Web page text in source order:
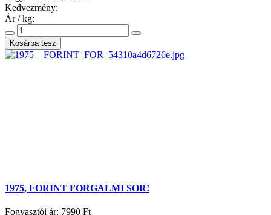
Kedvezmény:
Ár / kg:
1975, FORINT FORGALMI SOR!
Fogyasztói ár: 7990 Ft